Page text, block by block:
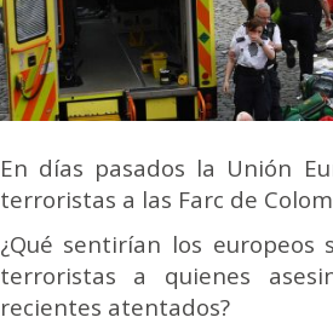
En días pasados la Unión
terroristas a las Farc de
¿Qué sentirían los
terroristas a quienes
recientes atentados?